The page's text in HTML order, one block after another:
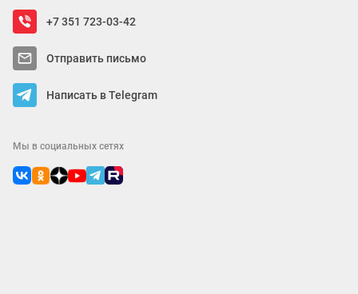
+7 351 723-03-42
Отправить письмо
Написать в Telegram
Мы в социальных сетях